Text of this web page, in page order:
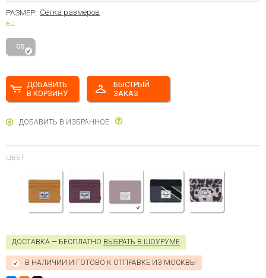
РАЗМЕР: Сетка размеров
EU
OS
ДОБАВИТЬ
В КОРЗИНУ
БЫСТРЫЙ
ЗАКАЗ
ДОБАВИТЬ В ИЗБРАННОЕ
ЦВЕТ
ДОСТАВКА — БЕСПЛАТНО ВЫБРАТЬ В ШОУРУМЕ
В НАЛИЧИИ И ГОТОВО К ОТПРАВКЕ ИЗ МОСКВЫ